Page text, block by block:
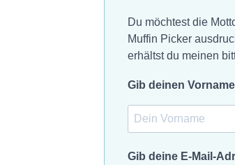
Du möchtest die
Muffin Picker
erhältst du meinen
Gib deinen
Gib deine E-Mail-